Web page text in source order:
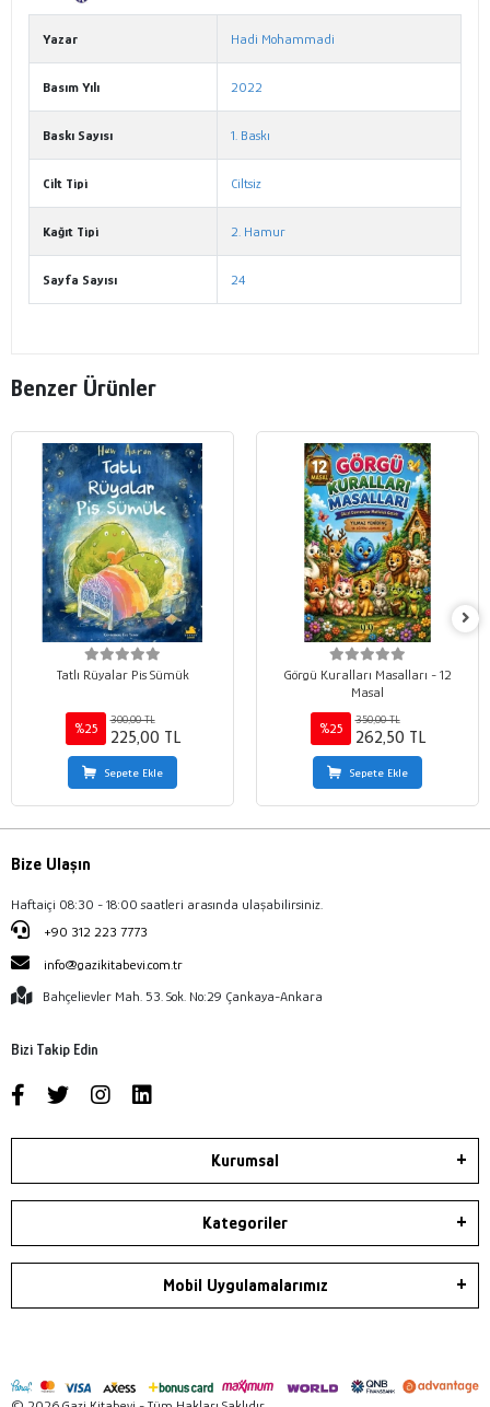
Yazar Hadi Mohammadi
Basım Yılı 2022
Baskı Sayısı 1. Baskı
Cilt Tipi Ciltsiz
Kağıt Tipi 2. Hamur
Sayfa Sayısı 24
Benzer Ürünler
Tatlı Rüyalar Pis Sümük
%25
300,00 TL
225,00 TL
Sepete Ekle
Görgü Kuralları Masalları - 12
Masal
%25
350,00 TL
262,50 TL
Sepete Ekle
Bize Ulaşın
Haftaiçi 08:30 - 18:00 saatleri arasında ulaşabilirsiniz.
+90 312 223 7773
info@gazikitabevi.com.tr
Bahçelievler Mah. 53. Sok. No:29 Çankaya-Ankara
Bizi Takip Edin
Kurumsal
Kategoriler
Mobil Uygulamalarımız